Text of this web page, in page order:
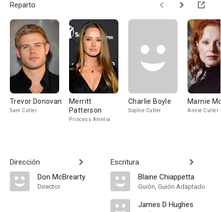
Reparto
Trevor Donovan
Sam Cutler
Merritt
Patterson
Princess Amelia
Charlie Boyle
Sophie Cutler
Marnie
Annie Cutler
Dirección
Don McBrearty
Director
Escritura
Blaine Chiappetta
Guión, Guión Adaptado
James D Hughes